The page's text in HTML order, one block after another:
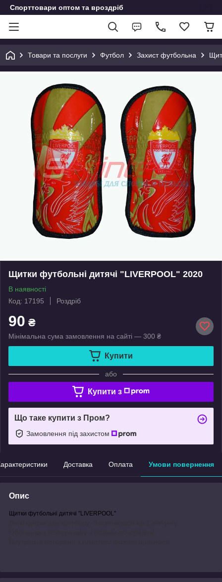
Спорттовари оптом та вроздріб
Товари та послуги Футбол Захист футбольна
Щитки футбольні дитячі "LIVERPOOL" 2020
В наявності
Код: 17195
Роздріб
90 ₴
Мінімальна сума замовлення на сайті — 300 ₴
Купити
або
Купити з
Що таке купити з Пром?
Замовлення під захистом
Доставка Оплата Умови повернення
Опис
Щитки футбольні дитячі "LIVERPOOL"